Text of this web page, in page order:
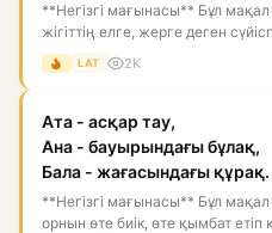
**Негізгі мағынасы** Бұл
жігіттің елге, жерге деген
тойған...
LAT 2K
Ата - асқар тау,
Ана - бауырындағы бұлақ,
Бала - жағасындағы құрақ.
**Негізгі мағынасы** Бұл мақал
орнын өте биік, өте қымбат